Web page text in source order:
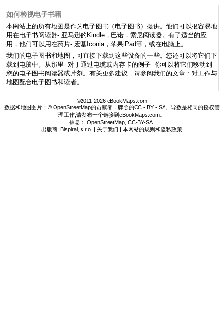
如何检视电子书籍
本网站上的所有地图是作为电子图书（电子图书）提供。他们可以很容易地
用在电子书阅读器- 亚马逊的Kindle，巴诺，索尼阅读器。有了适当的应
用，他们可以用在药片- 宏基Iconia，苹果iPad等，或在电脑上。
我们的电子图书和地图，可直接下载到这些设备的一些。您还可以将它们下
载到电脑中。从那里- 对于通过电缆或内存卡的例子- 你可以将它们移动到
您的电子图书阅读器或片剂。有关更多建议，请参阅我们的文章：对工作与
地图配合电子图书和读者。
©2011-2026 eBookMaps.com
数据和地图图片：© OpenStreetMap的贡献者，牌照的CC - BY - SA。导数是相同的授权管
理工作;请发布一个链接到eBookMaps.com。
信息：OpenStreetMap ,CC-BY-SA
出版商: Bispiral, s.r.o. | 关于我们 |本网站的规则和隐私政策